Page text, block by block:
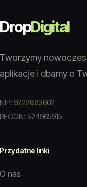
DropDigital
Tworzymy
aplikacje i dbamy o
NIP: 9222883602
REGON: 524965915
Przydatne linki
O nas